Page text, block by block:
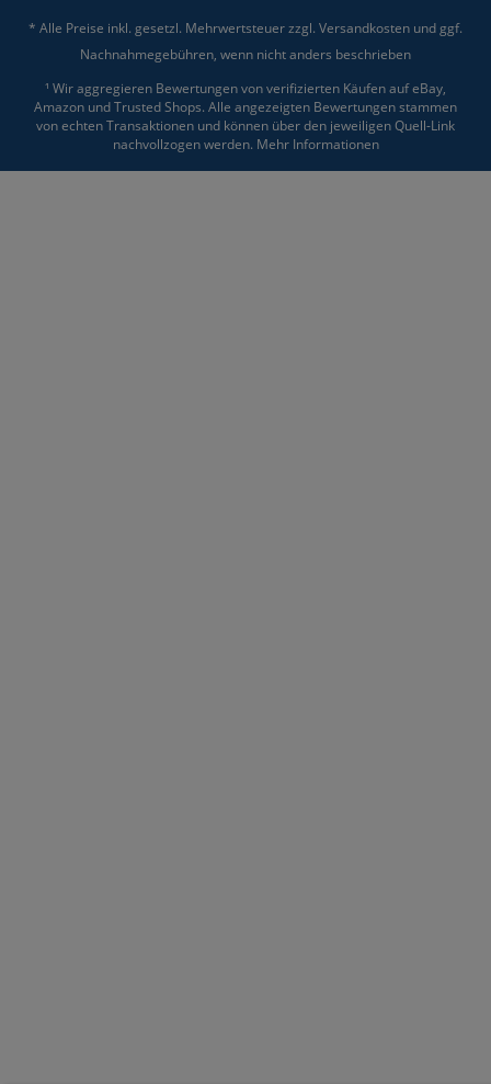
* Alle Preise inkl. gesetzl. Mehrwertsteuer zzgl. Versandkosten und ggf.
Nachnahmegebühren, wenn nicht anders beschrieben
¹ Wir aggregieren Bewertungen von verifizierten Käufen auf eBay,
Amazon und Trusted Shops. Alle angezeigten Bewertungen stammen
von echten Transaktionen und können über den jeweiligen Quell-Link
nachvollzogen werden. Mehr Informationen